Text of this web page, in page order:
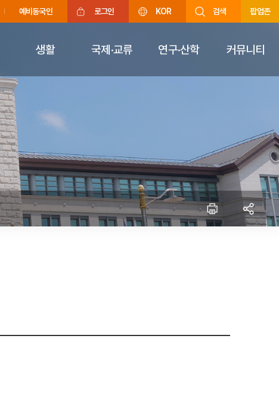
예비동국인 로그인 KOR 검색 팝업존
생활 국제·교류 연구·산학 커뮤니티